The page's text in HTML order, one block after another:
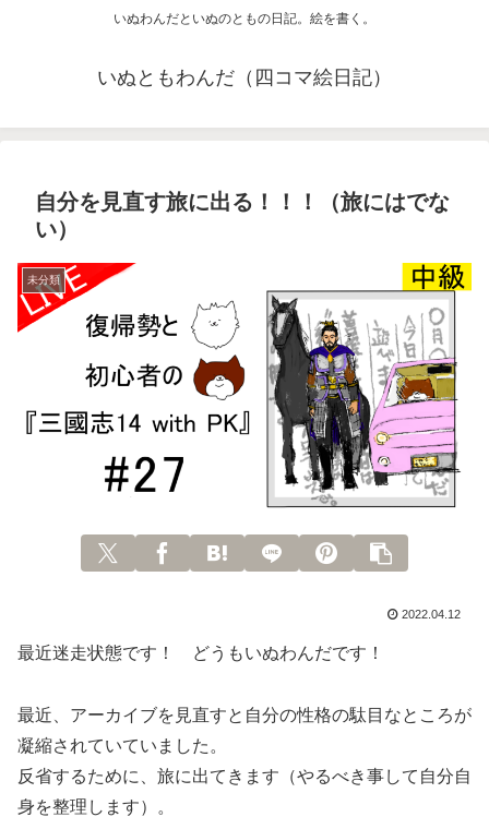
いぬわんだといぬのともの日記。絵を書く。
いぬともわんだ（四コマ絵日記）
自分を見直す旅に出る！！！（旅にはでな
い）
未分類
2022.04.12
最近迷走状態です！ どうもいぬわんだです！
最近、アーカイブを見直すと自分の性格の駄目なところが
凝縮されていていました。
反省するために、旅に出てきます（やるべき事して自分自
身を整理します）。